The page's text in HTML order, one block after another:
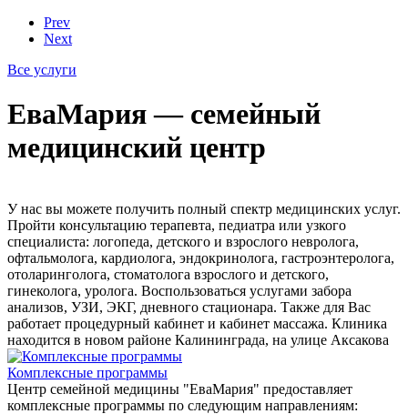
Prev
Next
Все услуги
ЕваМария — семейный
медицинский центр
У нас вы можете получить полный спектр медицинских услуг.
Пройти консультацию терапевта, педиатра или узкого
специалиста: логопеда, детского и взрослого невролога,
офтальмолога, кардиолога, эндокринолога, гастроэнтеролога,
отоларинголога, стоматолога взрослого и детского,
гинеколога, уролога. Воспользоваться услугами забора
анализов, УЗИ, ЭКГ, дневного стационара. Также для Вас
работает процедурный кабинет и кабинет массажа. Клиника
находится в новом районе Калининграда, на улице Аксакова
Комплексные программы
Центр семейной медицины "ЕваМария" предоставляет
комплексные программы по следующим направлениям: